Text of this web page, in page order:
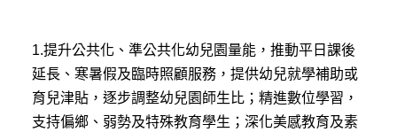
1.提升公共化、準公共化幼兒園量能，推動平日課後
延長、寒暑假及臨時照顧服務，提供幼兒就學補助或
育兒津貼，逐步調整幼兒園師生比；精進數位學習，
支持偏鄉、弱勢及特殊教育學生；深化美感教育及素